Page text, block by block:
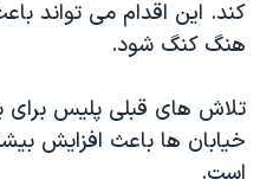
کند. این اقدام می تواند
هنگ کنگ شود.
تلاش های قبلی پلیس برای
خیابان ها باعث افزایش
است.